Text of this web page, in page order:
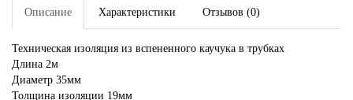
Описание Характеристики Отзывов (0)
Техническая изоляция из вспененного каучука в трубках
Длина 2м
Диаметр 35мм
Толщина изоляции 19мм